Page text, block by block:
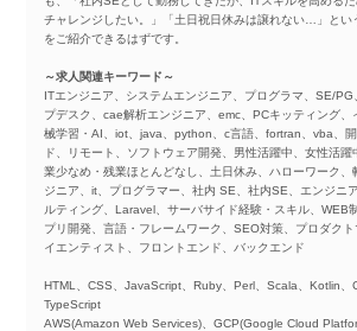
チャレンジしたい。」「土日祝日休みは譲れない…」とい
をご紹介できるはずです。
～求人関連キーワード～
ITエンジニア、システムエンジニア、プログラマ、SE/
プデスク、cae解析エンジニア、emc、PCキッティング、
械学習・AI、iot、java、python、c言語、fortran、vba、
ド、リモート、ソフトウェア開発、男性活躍中、女性活
業少なめ・残業ほとんどなし、土日休み、ハローワーク、
ジニア、it、プログラマー、社内 SE、社内SE、エンジニ
ルティング、Laravel、サーバサイド経験・スキル、WEB
プリ開発、言語・フレームワーク、SEO対策、プロダク
イエンティスト、フロントエンド、バックエンド
HTML、CSS、JavaScript、Ruby、Perl、Scala、Kotlin、
TypeScript
AWS(Amazon Web Services)、GCP(Google Cloud